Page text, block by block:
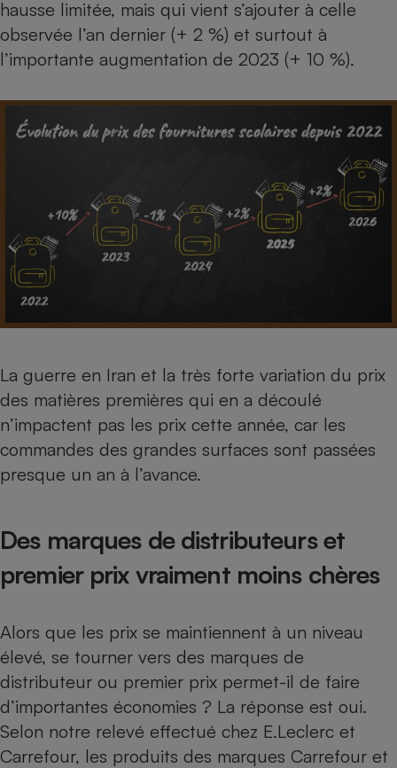
hausse limitée, mais qui vient s’ajouter à celle
observée l’an dernier (+ 2 %) et surtout à
l’importante augmentation de 2023 (+ 10 %).
La guerre en Iran et la très forte variation du prix
des matières premières qui en a découlé
n’impactent pas les prix cette année, car les
commandes des grandes surfaces sont passées
presque un an à l’avance.
Des marques de distributeurs et
premier prix vraiment moins chères
Alors que les prix se maintiennent à un niveau
élevé, se tourner vers des marques de
distributeur ou premier prix permet-il de faire
d’importantes économies ? La réponse est oui.
Selon notre relevé effectué chez E.Leclerc et
Carrefour, les produits des marques Carrefour et
Ventilateur
Robot ménager
Antivirus